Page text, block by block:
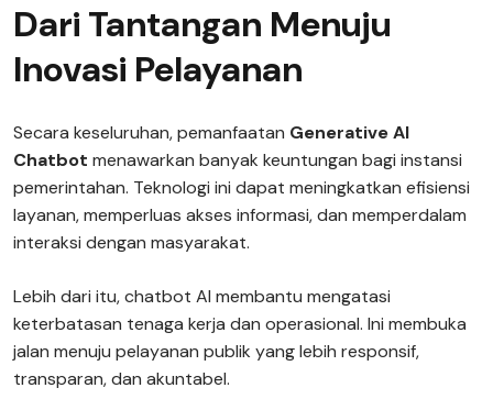
Dari Tantangan Menuju
Inovasi Pelayanan
Secara keseluruhan, pemanfaatan Generative AI
Chatbot menawarkan banyak keuntungan bagi instansi
pemerintahan. Teknologi ini dapat meningkatkan efisiensi
layanan, memperluas akses informasi, dan memperdalam
interaksi dengan masyarakat.
Lebih dari itu, chatbot AI membantu mengatasi
keterbatasan tenaga kerja dan operasional. Ini membuka
jalan menuju pelayanan publik yang lebih responsif,
transparan, dan akuntabel.